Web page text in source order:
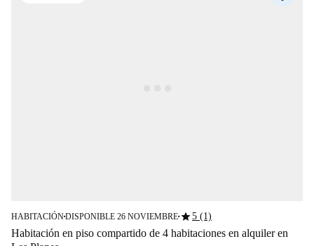
HABITACIÓN■DISPONIBLE 26 NOVIEMBRE■star5 (1)
Habitación en piso compartido de 4 habitaciones en alquiler en